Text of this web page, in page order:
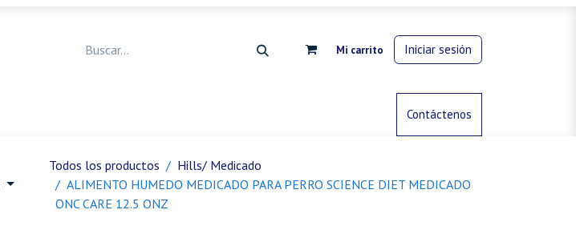
Mi carrito Iniciar sesión
Control de animalesContáctenos
Todos los productos
Hills/ Medicado
ALIMENTO HUMEDO MEDICADO PARA PERRO SCIENCE DIET MEDICADO
ONC CARE 12.5 ONZ